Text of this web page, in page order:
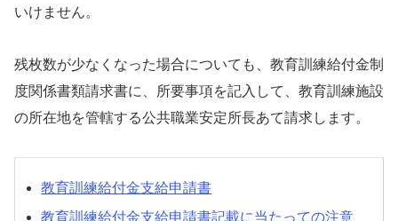
いけません。
残枚数が少なくなった場合についても、教育訓練給付金制
度関係書類請求書に、所要事項を記入して、教育訓練施設
の所在地を管轄する公共職業安定所長あて請求します。
教育訓練給付金支給申請書
教育訓練給付金支給申請書記載に当たっての注意